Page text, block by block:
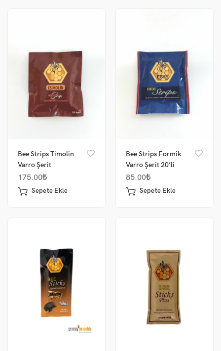
Bee Strips Timolin
Varro Şerit
175.00₺
Sepete Ekle
Bee Strips Formik
Varro Şerit 20’li
85.00₺
Sepete Ekle